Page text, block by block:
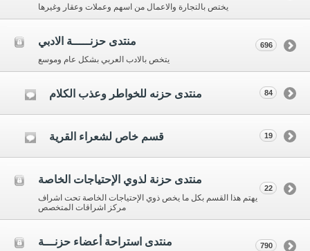
يختص بالتجارة والاعمال من اسهم وعملات وعقار وغيرها
منتدى حزنـــــة الادبي
يتخص بالادب العربي بشكل عام وموسع
696
منتدى حزنه للخواطر وعذب الكلام 84
قسم خاص لشعراء القرية 19
منتدى حزنة لذوي الإحتياجات الخاصة
يهتم هذا القسم بكل ما يخص ذوي الإحتياجات الخاصة تحت اشراف
مركز اشراقات المتخصص
22
منتدى استراحة أعضاء حزنـــة 790